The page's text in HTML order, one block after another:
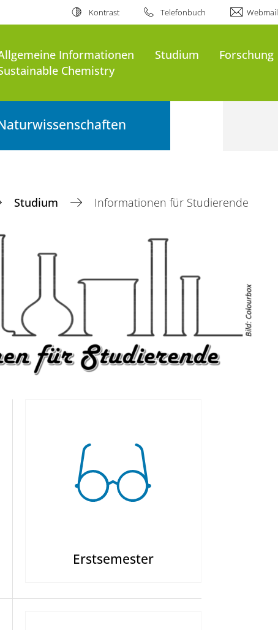
Kontrast Telefonbuch Webmail
Informationen Studium Forschung
Chemistry
Studium Informationen für Studierende
Erstsemester